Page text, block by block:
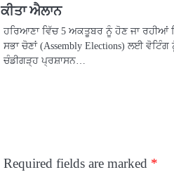
ਕੀਤਾ ਐਲਾਨ
ਹਰਿਆਣਾ ਵਿੱਚ 5 ਅਕਤੂਬਰ ਨੂੰ ਹੋਣ ਜਾ ਰਹੀਆਂ
ਸਭਾ ਚੋਣਾਂ (Assembly Elections) ਲਈ
ਚੰਡੀਗੜ੍ਹ ਪ੍ਰਸ਼ਾਸਨ…
Required fields are marked *